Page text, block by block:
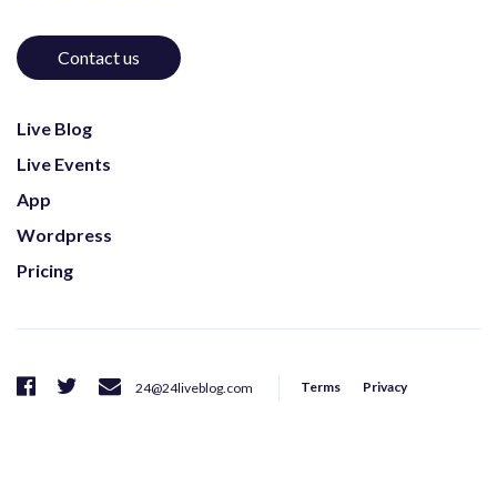
Contact us
Live Blog
Live Events
App
Wordpress
Pricing
24@24liveblog.com Terms Privacy